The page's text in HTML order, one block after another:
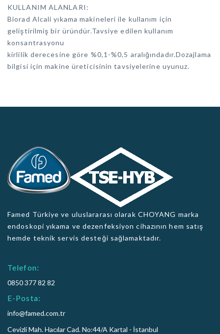
KULLANIM ALANLARI:
Biorad Alcali yıkama makineleri ile kullanım için
geliştirilmiş bir üründür.Tavsiye edilen kullanım
konsantrasyonu
kirlilik derecesine göre %0,1-%0,5 aralığındadır.Dozajlama
bilgisi için makine üreticisinin tavsiyelerine uyunuz.
Famed Türkiye ve uluslararası olarak CHOYANG marka
endoskopi yıkama ve dezenfeksiyon cihazının hem satış
hemde teknik servis desteği sağlamaktadır.
Telefon:
0850 377 82 82
E-Posta:
info@famed.com.tr
Cevizli Mah. Hacılar Cad. No:44/A Kartal - İstanbul